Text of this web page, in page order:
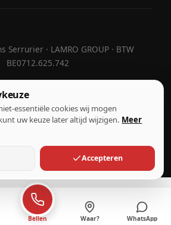
Bellen Waar? WhatsApp
Serrurier · LAMRO GROUP · BTW
BE0712.625.742
doorHebora
Hebora
Cookie-instellingen
essentiële cookies wij mogen
uw keuze later altijd wijzigen. Meer
Accepteren